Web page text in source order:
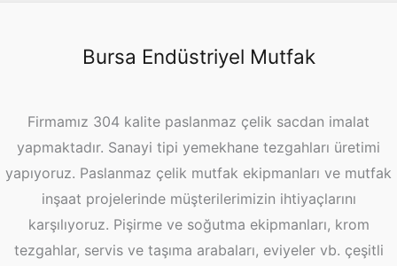
Bursa Endüstriyel Mutfak
Firmamız 304 kalite paslanmaz çelik sacdan imalat
yapmaktadır. Sanayi tipi yemekhane tezgahları üretimi
yapıyoruz. Paslanmaz çelik mutfak ekipmanları ve mutfak
inşaat projelerinde müşterilerimizin ihtiyaçlarını
karşılıyoruz. Pişirme ve soğutma ekipmanları, krom
tezgahlar, servis ve taşıma arabaları, eviyeler vb. çeşitli